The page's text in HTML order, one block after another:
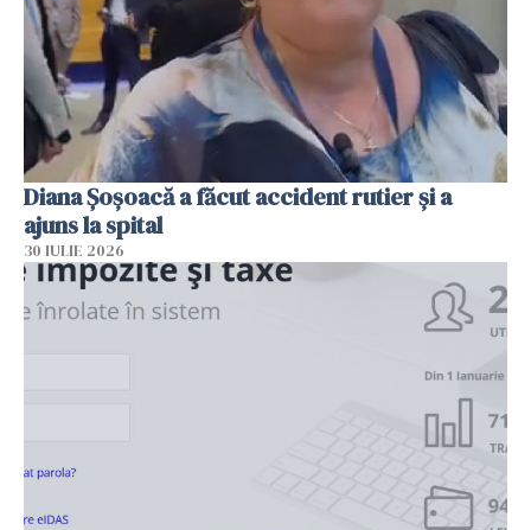
Diana Șoșoacă a făcut accident rutier și a
ajuns la spital
30 IULIE 2026